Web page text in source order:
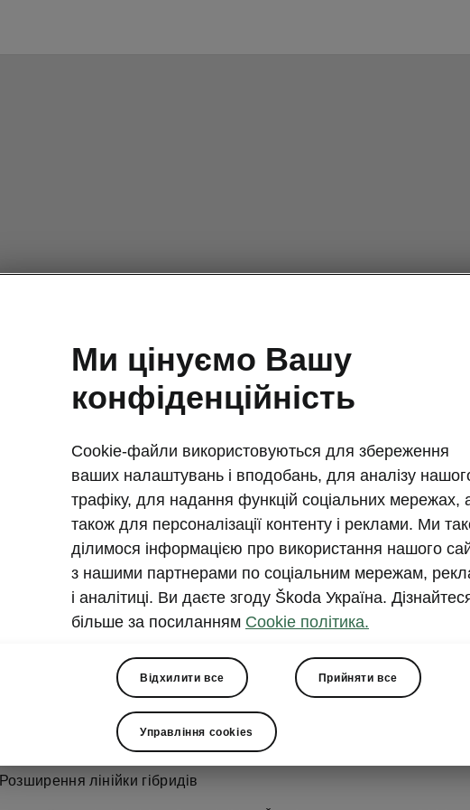
Škoda Superb отримав
hybrid установку в 200
2026-02-27T10:40:47.21+00:00
Попит на plug-in hybrid установки зростає на
ринках. Нова гібридна версія Superb потужністю
моделі й стає найпотужнішим автомобілем Škoda з
згоряння.
Розширення лінійки гібридів
Ми цінуємо Вашу
конфіденційність
Cookie-файли використовуються для збереження
ваших налаштувань і вподобань, для аналізу
трафіку, для надання функцій соціальних мережах,
також для персоналізації контенту і реклами. Ми
ділимося інформацією про використання нашого
з нашими партнерами по соціальним мережам,
і аналітиці. Ви даєте згоду Škoda Україна.
більше за посиланням Cookie політика.
Відхилити все Прийняти все
Управління cookies